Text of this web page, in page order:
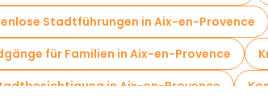
Stadtführungen in Aix-en-Provence
für Familien in Aix-en-Provence
in Aix-en-Provence